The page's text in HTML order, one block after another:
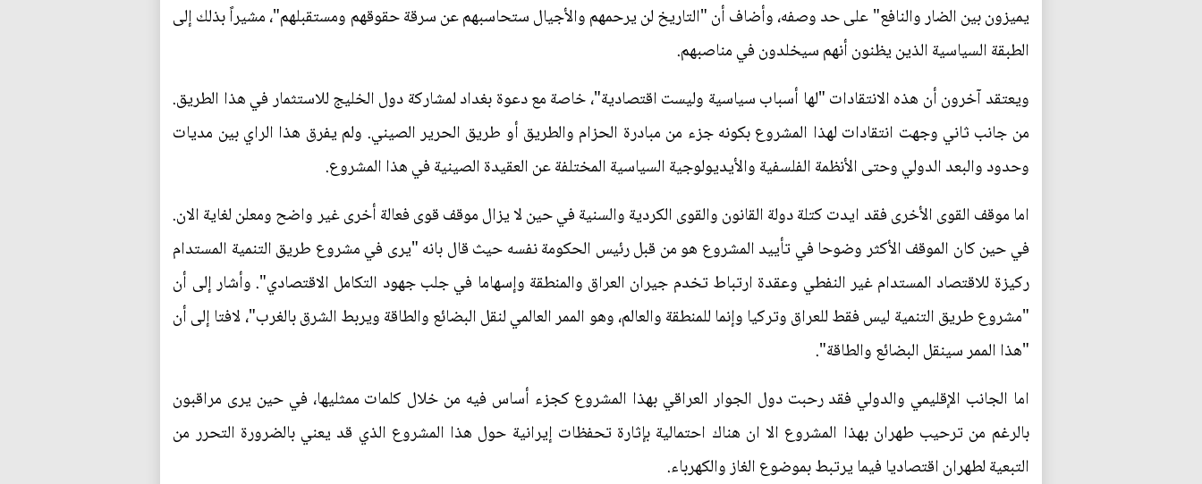
يميزون بين الضار والنافع" على حد وصفه، وأضاف أن "التاريخ لن يرحمهم والأجيال ستحاسبهم عن سرقة حقوقهم ومستقبلهم"، مشيراً بذلك إلى
الطبقة السياسية الذين يظنون أنهم سيخلدون في مناصبهم.
ويعتقد آخرون أن هذه الانتقادات "لها أسباب سياسية وليست اقتصادية"، خاصة مع دعوة بغداد لمشاركة دول الخليج للاستثمار في هذا الطريق.
من جانب ثاني وجهت انتقادات لهذا المشروع بكونه جزء من مبادرة الحزام والطريق أو طريق الحرير الصيني. ولم يفرق هذا الراي بين مديات
وحدود والبعد الدولي وحتى الأنظمة الفلسفية والأيديولوجية السياسية المختلفة عن العقيدة الصينية في هذا المشروع.
اما موقف القوى الأخرى فقد ايدت كتلة دولة القانون والقوى الكردية والسنية في حين لا يزال موقف قوى فعالة أخرى غير واضح ومعلن لغاية الان.
في حين كان الموقف الأكثر وضوحا في تأييد المشروع هو من قبل رئيس الحكومة نفسه حيث قال بانه "يرى في مشروع طريق التنمية المستدام
ركيزة للاقتصاد المستدام غير النفطي وعقدة ارتباط تخدم جيران العراق والمنطقة وإسهاما في جلب جهود التكامل الاقتصادي". وأشار إلى أن
"مشروع طريق التنمية ليس فقط للعراق وتركيا وإنما للمنطقة والعالم، وهو الممر العالمي لنقل البضائع والطاقة ويربط الشرق بالغرب"، لافتا إلى أن
"هذا الممر سينقل البضائع والطاقة".
اما الجانب الإقليمي والدولي فقد رحبت دول الجوار العراقي بهذا المشروع كجزء أساس فيه من خلال كلمات ممثليها، في حين يرى مراقبون
بالرغم من ترحيب طهران بهذا المشروع الا ان هناك احتمالية بإثارة تحفظات إيرانية حول هذا المشروع الذي قد يعني بالضرورة التحرر من
التبعية لطهران اقتصاديا فيما يرتبط بموضوع الغاز والكهرباء.